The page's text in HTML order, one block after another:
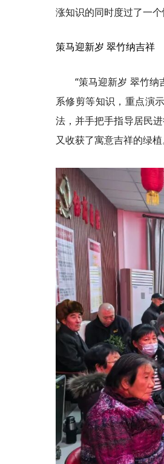
涨知识的同时度过了一个
策马迎新岁 翠竹纳吉祥
“策马迎新岁 翠竹
系修剪等知识，重点演
法，并手把手指导居民
又收获了寓意吉祥的绿植